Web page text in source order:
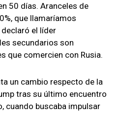
50 días. Aranceles de
que llamaríamos
el líder
secundarios son
que comercien con Rusia.
un cambio respecto de la
tras su último encuentro
cuando buscaba impulsar